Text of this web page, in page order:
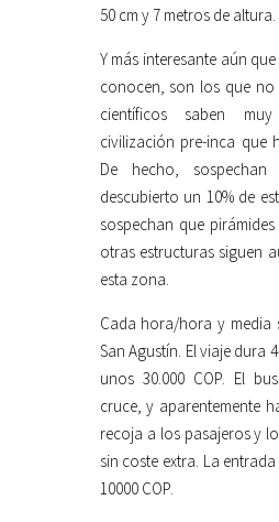
50 cm y 7 metros de altura.
Y más interesante aún
conocen, son los que no
científicos saben
civilización pre-inca que
De hecho,
descubierto un 10% de
sospechan que
otras estructuras siguen
esta zona.
Cada hora/hora y media
San Agustín. El viaje dura
unos 30.000 COP. El
cruce, y aparentemente
recoja a los pasajeros y
sin coste extra. La
10000 COP.